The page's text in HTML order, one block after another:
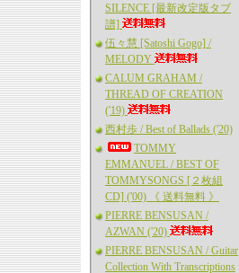
SILENCE [最新改定版タブ
譜]
伍々慧 [Satoshi Gogo] /
MELODY
CALUM GRAHAM /
THREAD OF CREATION
('19)
西村歩 / Best of Ballads ('20)
TOMMY
EMMANUEL / BEST OF
TOMMYSONGS [２枚組
CD] ('00) 《 送料無料 》
PIERRE BENSUSAN /
AZWAN ('20)
PIERRE BENSUSAN / Guitar
Collection With Transcriptions